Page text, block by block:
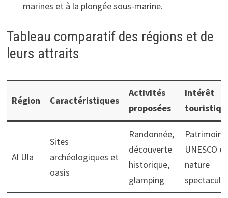
marines et à la plongée sous-marine.
Tableau comparatif des régions et de
leurs attraits
Région Caractéristiques
Activités
proposées
Intérêt
Al Ula
Sites
archéologiques et
oasis
Randonnée,
découverte
historique,
glamping
Patrimoine
UNESCO et
nature